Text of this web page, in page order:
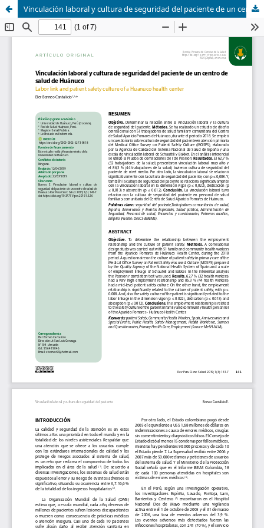
Vinculación laboral y cultura de seguridad del paciente de un centro de salud de Huánuco